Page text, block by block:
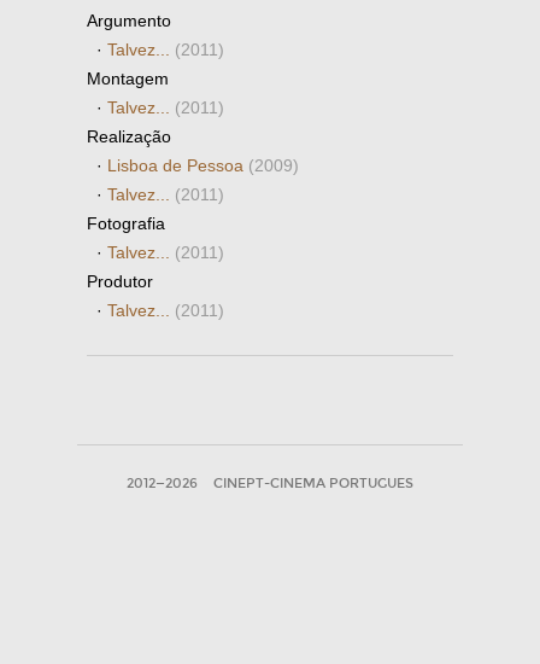
Argumento
· Talvez... (2011)
Montagem
· Talvez... (2011)
Realização
· Lisboa de Pessoa (2009)
· Talvez... (2011)
Fotografia
· Talvez... (2011)
Produtor
· Talvez... (2011)
2012—2026 CINEPT-CINEMA PORTUGUES